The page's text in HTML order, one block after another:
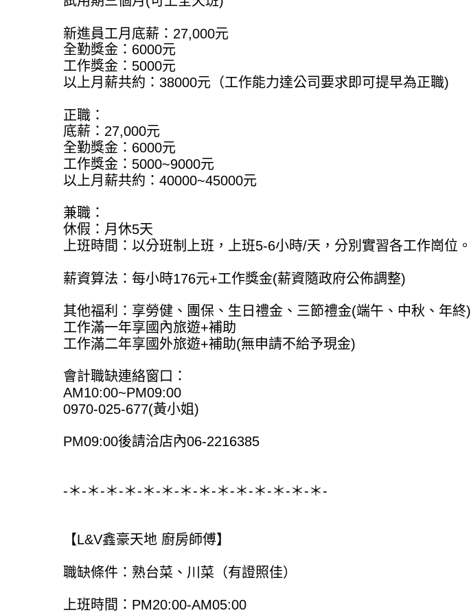
新進員工月底薪：27,000元
全勤獎金：6000元
工作獎金：5000元
以上月薪共約：38000元（工作能力達公司要求即可提早為正職)
正職：
底薪：27,000元
全勤獎金：6000元
工作獎金：5000~9000元
以上月薪共約：40000~45000元
兼職：
休假：月休5天
上班時間：以分班制上班，上班5-6小時/天，分別實習各工作崗位。
薪資算法：每小時176元+工作獎金(薪資隨政府公佈調整)
其他福利：享勞健、團保、生日禮金、三節禮金(端午、中秋、年終)
工作滿一年享國內旅遊+補助
工作滿二年享國外旅遊+補助(無申請不給予現金)
會計職缺連絡窗口：
AM10:00~PM09:00
0970-025-677(黃小姐)
PM09:00後請洽店內06-2216385
-＊-＊-＊-＊-＊-＊-＊-＊-＊-＊-＊-＊-＊-＊-
【L&V鑫豪天地 廚房師傅】
職缺條件：熟台菜、川菜（有證照佳）
上班時間：PM20:00-AM05:00